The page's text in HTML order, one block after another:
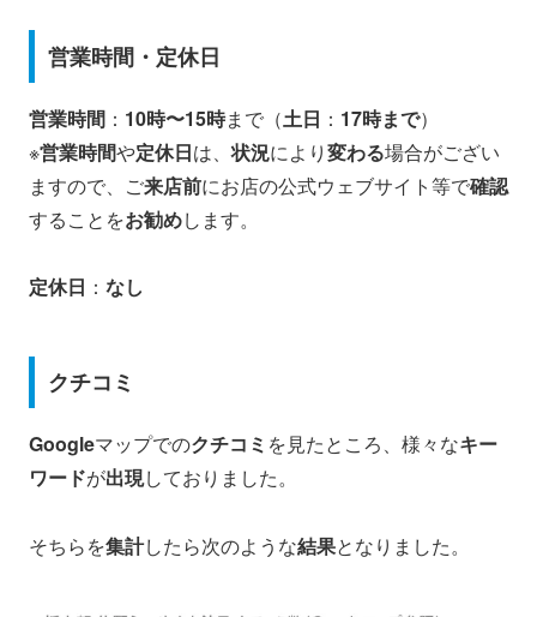
営業時間・定休日
営業時間 ： 10時〜15時まで（土日 ： 17時まで）
※営業時間や定休日は、状況により変わる場合がござい
ますので、ご来店前にお店の公式ウェブサイト等で確認
することをお勧めします。
定休日 ： なし
クチコミ
Googleマップでのクチコミ を見たところ、様々なキー
ワードが出現しておりました。
そちらを集計したら次のような結果となりました。